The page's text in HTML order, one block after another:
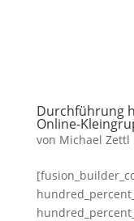
Durchführung
Online-
von Michael Zettl